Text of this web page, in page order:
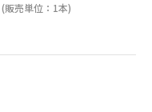
(販売単位：1本)